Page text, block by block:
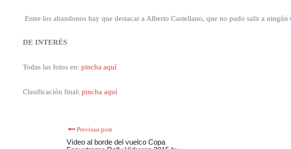
Entre los abandonos hay que destacar a Alberto Castellano, que no pudo salir a
DE INTERÉS
Todas las fotos en: pincha aquí
Clasificación final: pincha aquí
Previous post
Vídeo al borde del vuelco Copa